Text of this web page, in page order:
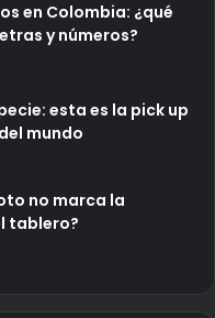
en Colombia: ¿qué
y números?
esta es la pick up
mundo
no marca la
tablero?